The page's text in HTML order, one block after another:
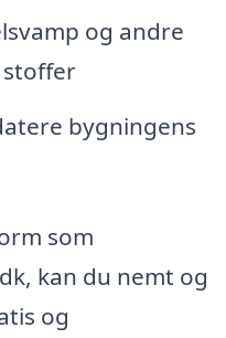
og andre
stoffer
bygningens
som
kan du nemt og
og